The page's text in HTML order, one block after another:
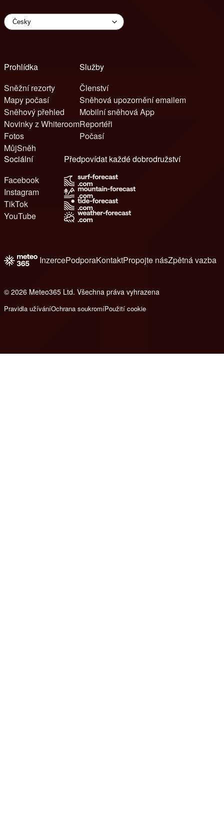
Prohlídka
Sněžní rezorty
Mapy počasí
Sněhový přehled
Novinky z Whiteroom
Fotos
MůjSněh
Služby
Členství
Sněhová upozornění emailem
Mobilní sněhová App
Reportéři
Počasí
Sociální
Facebook
Instagram
TikTok
YouTube
Předpovídat každé dobrodružství
InzercePodporaKontaktPropojte násZpětná vazba
© 2026 Meteo365 Ltd. Všechna práva vyhrazena
Pravidla užíváníOchrana soukromíPoužití cookie